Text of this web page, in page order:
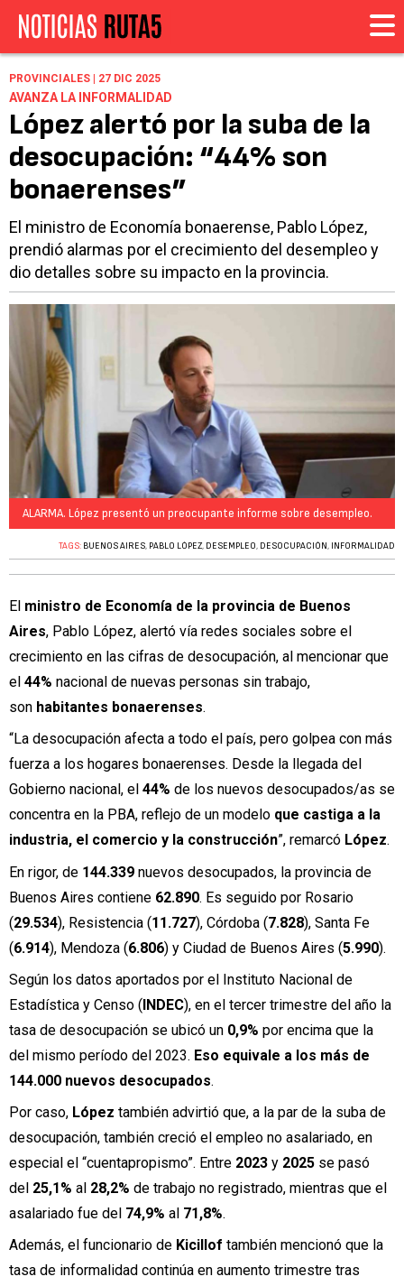
PROVINCIALES | 27 DIC 2025
AVANZA LA INFORMALIDAD
López alertó por la suba de la
desocupación: “44% son
bonaerenses”
El ministro de Economía bonaerense, Pablo López,
prendió alarmas por el crecimiento del desempleo y
dio detalles sobre su impacto en la provincia.
ALARMA. López presentó un preocupante informe sobre desempleo.
TAGS: BUENOS AIRES, PABLO LÓPEZ, DESEMPLEO, DESOCUPACIÓN, INFORMALIDAD
El ministro de Economía de la provincia de Buenos
Aires, Pablo López, alertó vía redes sociales sobre el
crecimiento en las cifras de desocupación, al mencionar que
el 44% nacional de nuevas personas sin trabajo,
son habitantes bonaerenses.
“La desocupación afecta a todo el país, pero golpea con más
fuerza a los hogares bonaerenses. Desde la llegada del
Gobierno nacional, el 44% de los nuevos desocupados/as se
concentra en la PBA, reflejo de un modelo que castiga a la
industria, el comercio y la construcción”, remarcó López.
En rigor, de 144.339 nuevos desocupados, la provincia de
Buenos Aires contiene 62.890. Es seguido por Rosario
(29.534), Resistencia (11.727), Córdoba (7.828), Santa Fe
(6.914), Mendoza (6.806) y Ciudad de Buenos Aires (5.990).
Según los datos aportados por el Instituto Nacional de
Estadística y Censo (INDEC), en el tercer trimestre del año la
tasa de desocupación se ubicó un 0,9% por encima que la
del mismo período del 2023. Eso equivale a los más de
144.000 nuevos desocupados.
Por caso, López también advirtió que, a la par de la suba de
desocupación, también creció el empleo no asalariado, en
especial el “cuentapropismo”. Entre 2023 y 2025 se pasó
del 25,1% al 28,2% de trabajo no registrado, mientras que el
asalariado fue del 74,9% al 71,8%.
Además, el funcionario de Kicillof también mencionó que la
tasa de informalidad continúa en aumento trimestre tras